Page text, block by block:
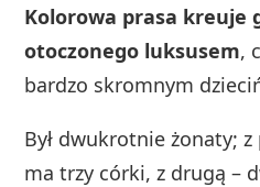
Kolorowa prasa kreuje
otoczonego luksusem,
bardzo skromnym
Był dwukrotnie żonaty; z
ma trzy córki, z drugą –